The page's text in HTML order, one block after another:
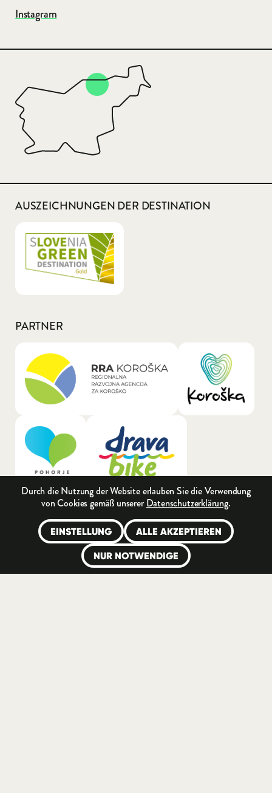
Durch die Nutzung der Website erlauben Sie die Verwendung
von Cookies gemäß unsererDatenschutzerklärung.
EINSTELLUNG
ALLE AKZEPTIEREN
NUR NOTWENDIGE
Instagram
AUSZEICHNUNGEN DER DESTINATION
PARTNER
General.LOGO_LINK_TEXT_A11Y: RRA
General.LOGO_LINK_TEXT_A11Y: Pohorje
General.LOGO_LINK_TEXT_A11Y: Nomago